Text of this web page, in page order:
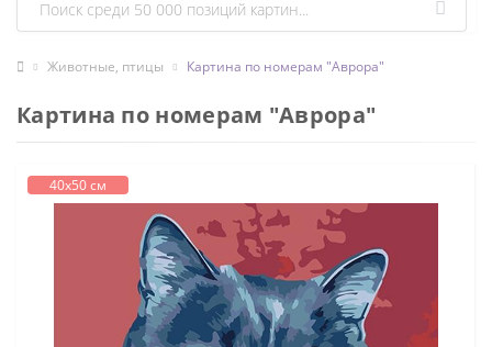
Животные, птицы Картина по номерам "Аврора"
Картина по номерам "Аврора"
40х50 см